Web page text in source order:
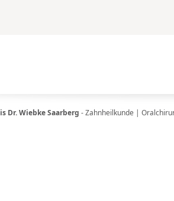
Dr. Wiebke Saarberg - Zahnheilkunde |